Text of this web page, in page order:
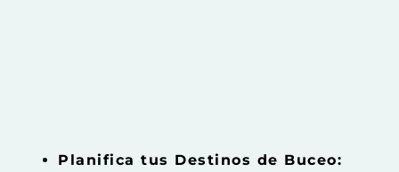
Planifica tus Destinos de Buceo: